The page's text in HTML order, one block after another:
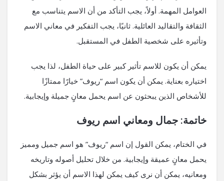
العوامل المهمة. أولاً، يجب التأكد من أن الاسم يتناسب مع
الثقافة والتقاليد العائلية. ثانيًا، يجب التفكير في معاني الاسم
وتأثيره على شخصية الطفل في المستقبل.
يمكن أن يكون للاسم تأثير كبير على حياة الطفل، لذا يجب
اختياره بعناية. يمكن أن يكون اسم “ريوف” خيارًا ممتازًا
للأشخاص الذين يبحثون عن اسم يحمل معانٍ جميلة وإيجابية.
خاتمة: جمال ومعاني اسم ريوف
في الختام، يمكن القول إن اسم “ريوف” هو اسم جميل ومميز
يحمل معانٍ عميقة وإيجابية. من خلال تحليل أصوله وتاريخه
ومعانيه، يمكن أن نرى كيف يمكن لهذا الاسم أن يؤثر بشكل